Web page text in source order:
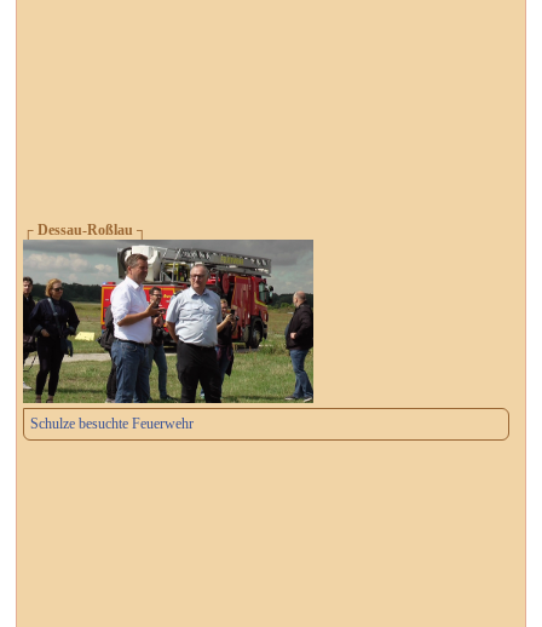
┌ Dessau-Roßlau ┐
Schulze besuchte Feuerwehr